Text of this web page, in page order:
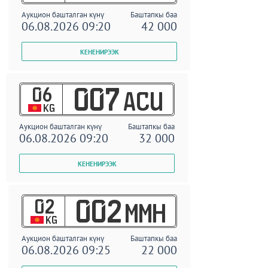
Аукцион башталган күнү Баштапкы баа
06.08.2026 09:20 42 000
06
KG 007 ACU
Аукцион башталган күнү Баштапкы баа
06.08.2026 09:20 32 000
02
KG 002 MMH
Аукцион башталган күнү Баштапкы баа
06.08.2026 09:25 22 000